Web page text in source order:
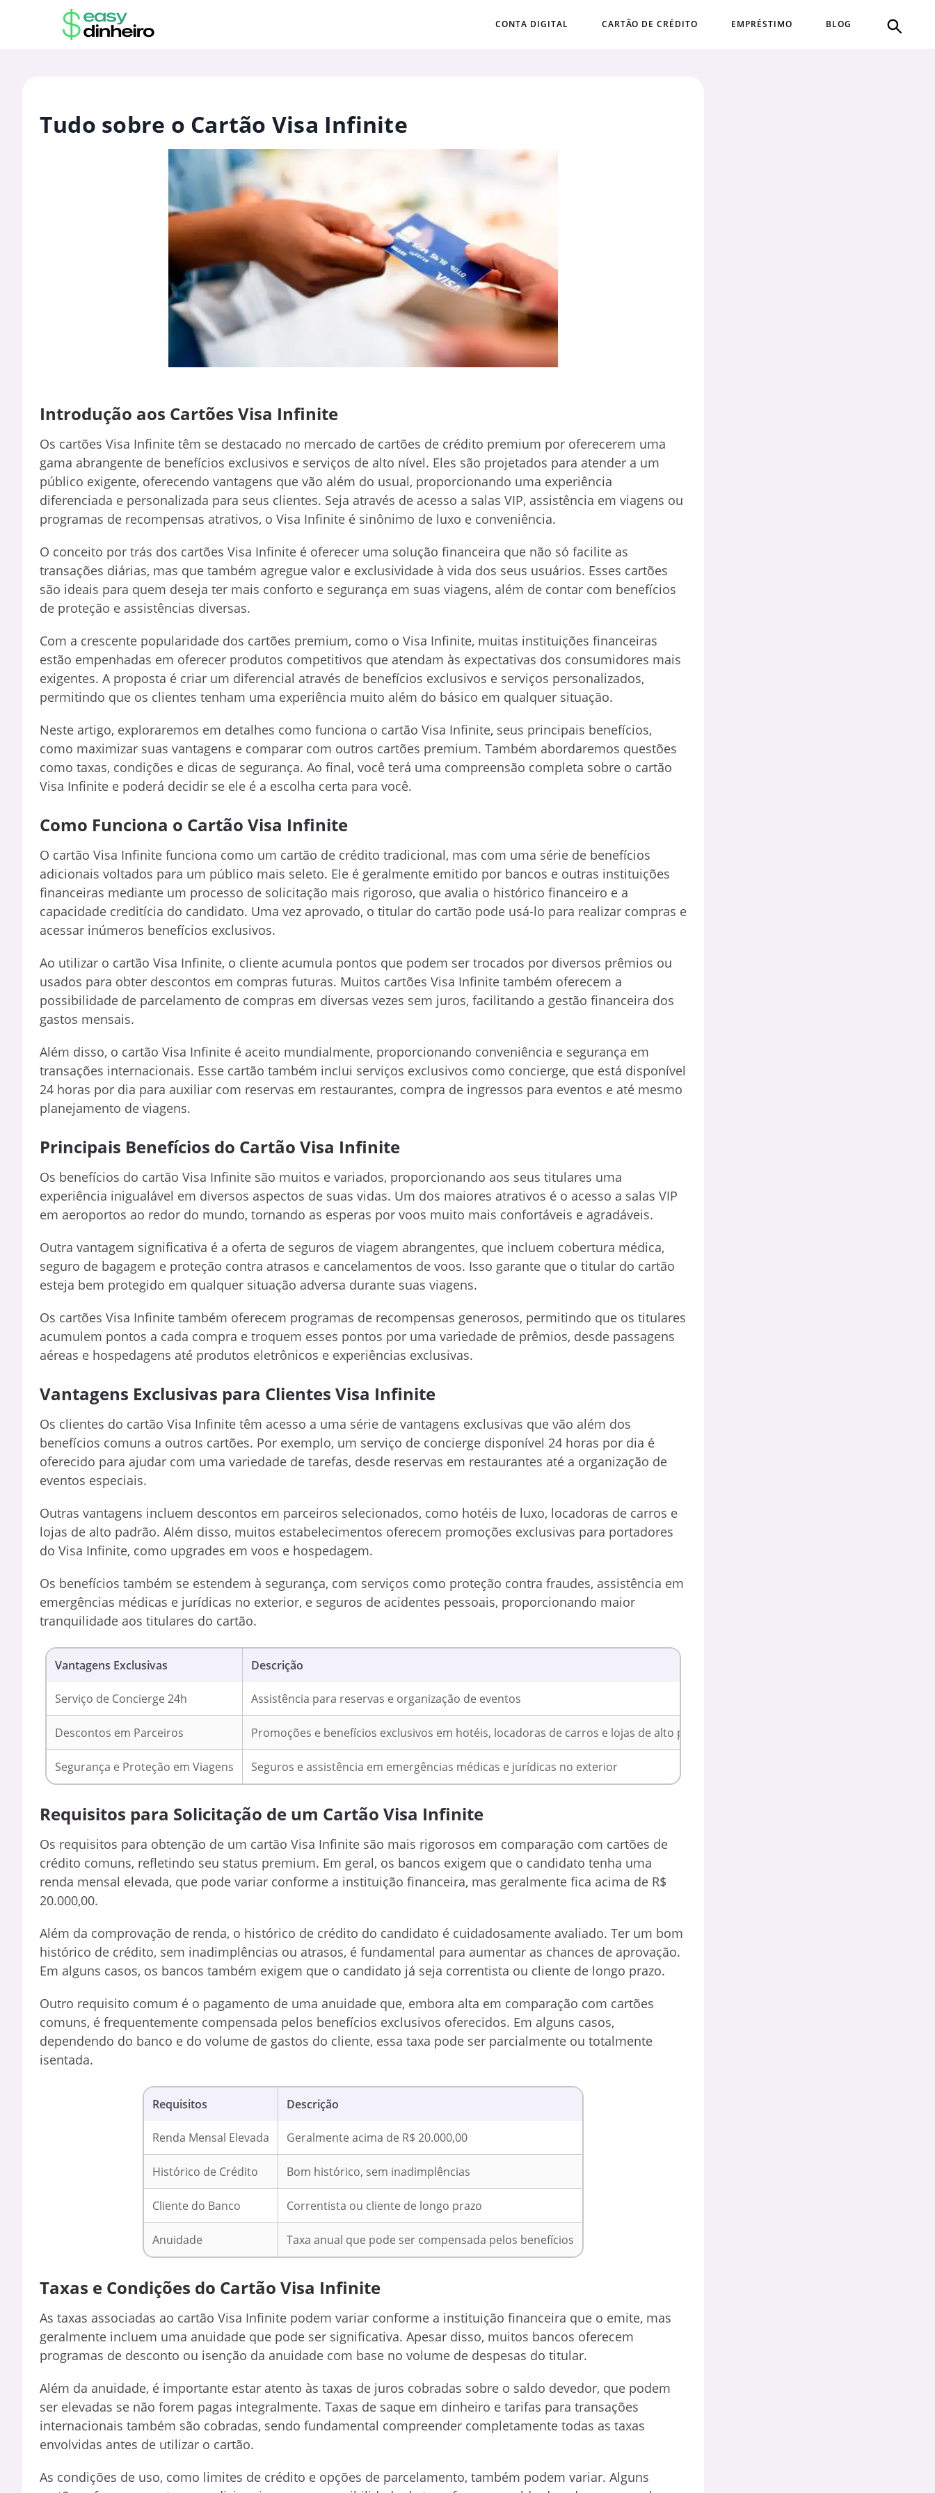
CONTA DIGITAL CARTÃO DE CRÉDITO EMPRÉSTIMO BLOG
Tudo sobre o Cartão Visa Infinite
Introdução aos Cartões Visa Infinite
Os cartões Visa Infinite têm se destacado no mercado de cartões de crédito premium por oferecerem uma
gama abrangente de benefícios exclusivos e serviços de alto nível. Eles são projetados para atender a um
público exigente, oferecendo vantagens que vão além do usual, proporcionando uma experiência
diferenciada e personalizada para seus clientes. Seja através de acesso a salas VIP, assistência em viagens ou
programas de recompensas atrativos, o Visa Infinite é sinônimo de luxo e conveniência.
O conceito por trás dos cartões Visa Infinite é oferecer uma solução financeira que não só facilite as
transações diárias, mas que também agregue valor e exclusividade à vida dos seus usuários. Esses cartões
são ideais para quem deseja ter mais conforto e segurança em suas viagens, além de contar com benefícios
de proteção e assistências diversas.
Com a crescente popularidade dos cartões premium, como o Visa Infinite, muitas instituições financeiras
estão empenhadas em oferecer produtos competitivos que atendam às expectativas dos consumidores mais
exigentes. A proposta é criar um diferencial através de benefícios exclusivos e serviços personalizados,
permitindo que os clientes tenham uma experiência muito além do básico em qualquer situação.
Neste artigo, exploraremos em detalhes como funciona o cartão Visa Infinite, seus principais benefícios,
como maximizar suas vantagens e comparar com outros cartões premium. Também abordaremos questões
como taxas, condições e dicas de segurança. Ao final, você terá uma compreensão completa sobre o cartão
Visa Infinite e poderá decidir se ele é a escolha certa para você.
Como Funciona o Cartão Visa Infinite
O cartão Visa Infinite funciona como um cartão de crédito tradicional, mas com uma série de benefícios
adicionais voltados para um público mais seleto. Ele é geralmente emitido por bancos e outras instituições
financeiras mediante um processo de solicitação mais rigoroso, que avalia o histórico financeiro e a
capacidade creditícia do candidato. Uma vez aprovado, o titular do cartão pode usá-lo para realizar compras e
acessar inúmeros benefícios exclusivos.
Ao utilizar o cartão Visa Infinite, o cliente acumula pontos que podem ser trocados por diversos prêmios ou
usados para obter descontos em compras futuras. Muitos cartões Visa Infinite também oferecem a
possibilidade de parcelamento de compras em diversas vezes sem juros, facilitando a gestão financeira dos
gastos mensais.
Além disso, o cartão Visa Infinite é aceito mundialmente, proporcionando conveniência e segurança em
transações internacionais. Esse cartão também inclui serviços exclusivos como concierge, que está disponível
24 horas por dia para auxiliar com reservas em restaurantes, compra de ingressos para eventos e até mesmo
planejamento de viagens.
Principais Benefícios do Cartão Visa Infinite
Os benefícios do cartão Visa Infinite são muitos e variados, proporcionando aos seus titulares uma
experiência inigualável em diversos aspectos de suas vidas. Um dos maiores atrativos é o acesso a salas VIP
em aeroportos ao redor do mundo, tornando as esperas por voos muito mais confortáveis e agradáveis.
Outra vantagem significativa é a oferta de seguros de viagem abrangentes, que incluem cobertura médica,
seguro de bagagem e proteção contra atrasos e cancelamentos de voos. Isso garante que o titular do cartão
esteja bem protegido em qualquer situação adversa durante suas viagens.
Os cartões Visa Infinite também oferecem programas de recompensas generosos, permitindo que os titulares
acumulem pontos a cada compra e troquem esses pontos por uma variedade de prêmios, desde passagens
aéreas e hospedagens até produtos eletrônicos e experiências exclusivas.
Vantagens Exclusivas para Clientes Visa Infinite
Os clientes do cartão Visa Infinite têm acesso a uma série de vantagens exclusivas que vão além dos
benefícios comuns a outros cartões. Por exemplo, um serviço de concierge disponível 24 horas por dia é
oferecido para ajudar com uma variedade de tarefas, desde reservas em restaurantes até a organização de
eventos especiais.
Outras vantagens incluem descontos em parceiros selecionados, como hotéis de luxo, locadoras de carros e
lojas de alto padrão. Além disso, muitos estabelecimentos oferecem promoções exclusivas para portadores
do Visa Infinite, como upgrades em voos e hospedagem.
Os benefícios também se estendem à segurança, com serviços como proteção contra fraudes, assistência em
emergências médicas e jurídicas no exterior, e seguros de acidentes pessoais, proporcionando maior
tranquilidade aos titulares do cartão.
Vantagens Exclusivas Descrição
Serviço de Concierge 24h Assistência para reservas e organização de eventos
Descontos em Parceiros Promoções e benefícios exclusivos em hotéis, locadoras de carros e lojas de alto padrão
Segurança e Proteção em Viagens Seguros e assistência em emergências médicas e jurídicas no exterior
Requisitos para Solicitação de um Cartão Visa Infinite
Os requisitos para obtenção de um cartão Visa Infinite são mais rigorosos em comparação com cartões de
crédito comuns, refletindo seu status premium. Em geral, os bancos exigem que o candidato tenha uma
renda mensal elevada, que pode variar conforme a instituição financeira, mas geralmente fica acima de R$
20.000,00.
Além da comprovação de renda, o histórico de crédito do candidato é cuidadosamente avaliado. Ter um bom
histórico de crédito, sem inadimplências ou atrasos, é fundamental para aumentar as chances de aprovação.
Em alguns casos, os bancos também exigem que o candidato já seja correntista ou cliente de longo prazo.
Outro requisito comum é o pagamento de uma anuidade que, embora alta em comparação com cartões
comuns, é frequentemente compensada pelos benefícios exclusivos oferecidos. Em alguns casos,
dependendo do banco e do volume de gastos do cliente, essa taxa pode ser parcialmente ou totalmente
isentada.
Requisitos Descrição
Renda Mensal Elevada Geralmente acima de R$ 20.000,00
Histórico de Crédito Bom histórico, sem inadimplências
Cliente do Banco Correntista ou cliente de longo prazo
Anuidade Taxa anual que pode ser compensada pelos benefícios
Taxas e Condições do Cartão Visa Infinite
As taxas associadas ao cartão Visa Infinite podem variar conforme a instituição financeira que o emite, mas
geralmente incluem uma anuidade que pode ser significativa. Apesar disso, muitos bancos oferecem
programas de desconto ou isenção da anuidade com base no volume de despesas do titular.
Além da anuidade, é importante estar atento às taxas de juros cobradas sobre o saldo devedor, que podem
ser elevadas se não forem pagas integralmente. Taxas de saque em dinheiro e tarifas para transações
internacionais também são cobradas, sendo fundamental compreender completamente todas as taxas
envolvidas antes de utilizar o cartão.
As condições de uso, como limites de crédito e opções de parcelamento, também podem variar. Alguns